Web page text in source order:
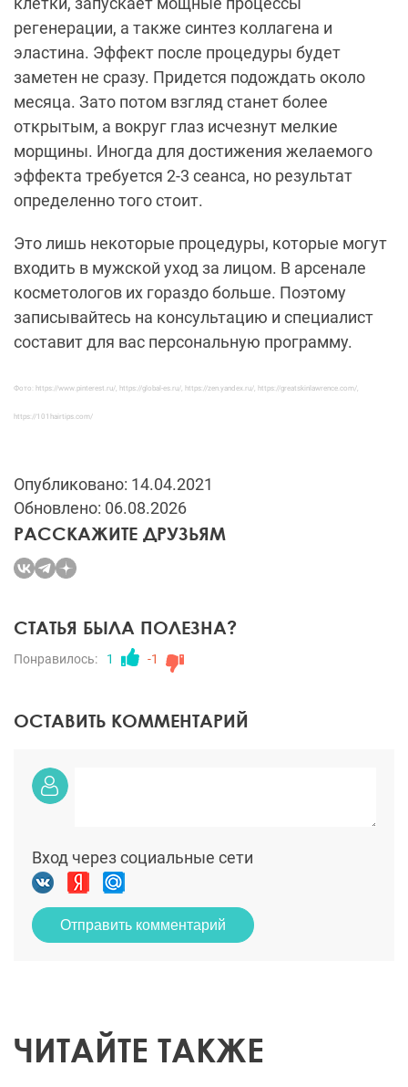
регенерации, а также синтез коллагена и
эластина. Эффект после процедуры будет
заметен не сразу. Придется подождать около
месяца. Зато потом взгляд станет более
открытым, а вокруг глаз исчезнут мелкие
морщины. Иногда для достижения желаемого
эффекта требуется 2-3 сеанса, но результат
определенно того стоит.
Это лишь некоторые процедуры, которые могут
входить в мужской уход за лицом. В арсенале
косметологов их гораздо больше. Поэтому
записывайтесь на консультацию и специалист
составит для вас персональную программу.
Фото: https://www.pinterest.ru/, https://global-es.ru/, https://zen.yandex.ru/, https://greatskinlawrence.com/,
https://101hairtips.com/
Опубликовано: 14.04.2021
Обновлено: 06.08.2026
РАССКАЖИТЕ ДРУЗЬЯМ
СТАТЬЯ БЫЛА ПОЛЕЗНА?
Понравилось: 1 -1
ОСТАВИТЬ КОММЕНТАРИЙ
Вход через социальные сети
Отправить комментарий
ЧИТАЙТЕ ТАКЖЕ